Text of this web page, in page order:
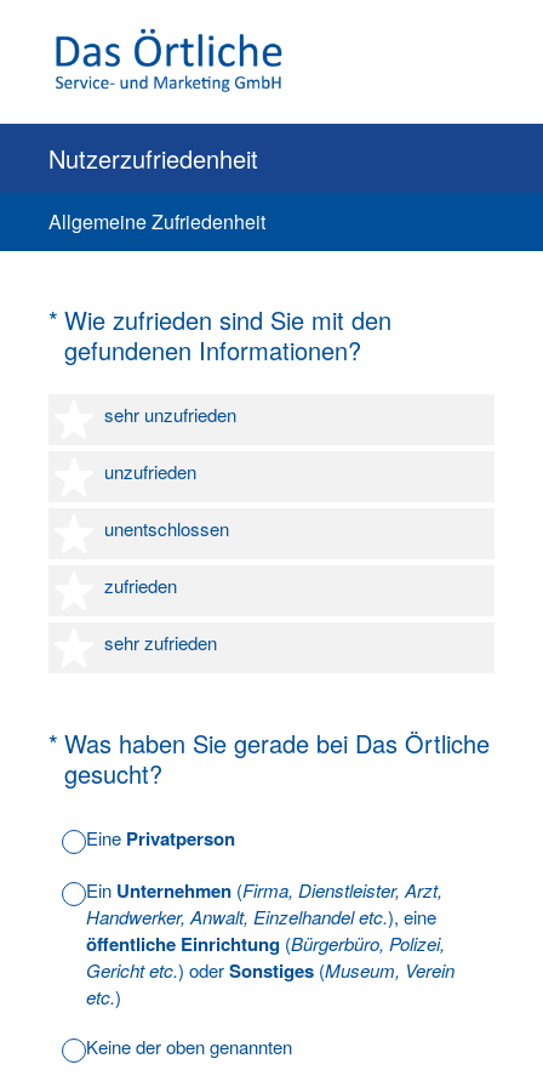
Nutzerzufriedenheit
Allgemeine Zufriedenheit
* Wie zufrieden sind Sie mit den
gefundenen Informationen?
(Erforderlich.)
sehr unzufrieden
1 Stern
unzufrieden
2 Sterne
unentschlossen
3 Sterne
zufrieden
4 Sterne
sehr zufrieden
5 Sterne
* Was haben Sie gerade bei Das Örtliche
gesucht?
(Erforderlich.)
Eine Privatperson
Ein Unternehmen (Firma, Dienstleister, Arzt,
Handwerker, Anwalt, Einzelhandel etc.), eine
öffentliche Einrichtung (Bürgerbüro, Polizei,
Gericht etc.) oderSonstiges (Museum, Verein
etc.)
Keine der oben genannten